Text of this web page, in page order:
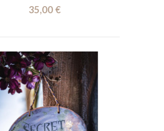
35,00 €